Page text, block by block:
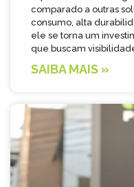
comparado a outras
consumo, alta
ele se torna um
que buscam
SAIBA MAIS »